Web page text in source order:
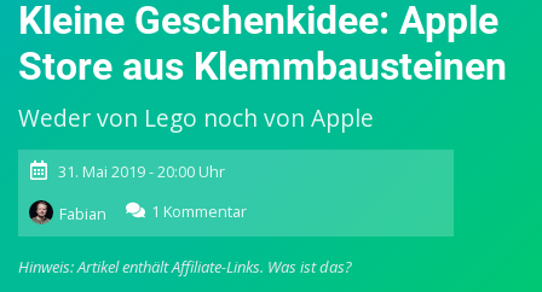
Kleine Geschenkidee: Apple
Store aus Klemmbausteinen
Weder von Lego noch von Apple
31. Mai 2019 - 20:00 Uhr
Fabian
1 Kommentar
Kleine
Geschenkidee:
Apple
Hinweis: Artikel enthält Affiliate-Links. Was ist das?